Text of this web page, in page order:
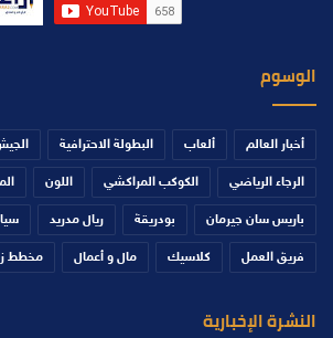
الوسوم
أخبار العالم ألعاب البطولة الاحترافية
الرجاء الرياضي الكوكب المراكشي اللون
باريس سان جيرمان بودريقة ريال مدريد
فريق العمل كلاسيك مال و أعمال مخطط
النشرة الإخبارية